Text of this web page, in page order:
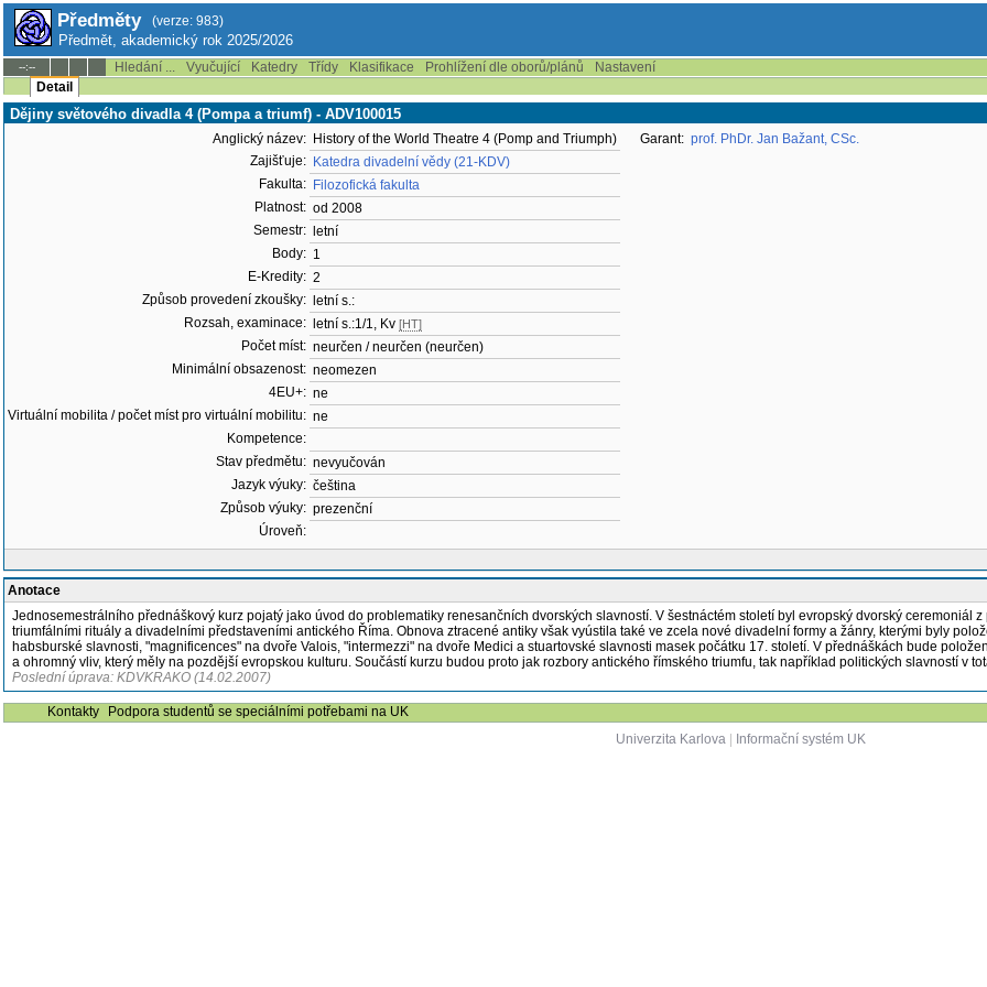
Předměty (verze: 983)
Předmět, akademický rok 2025/2026
--:-- Hledání ... Vyučující Katedry Třídy Klasifikace Prohlížení dle oborů/plánů
Nastavení
Detail
Dějiny světového divadla 4 (Pompa a triumf) - ADV100015
Anglický název: History of the World Theatre 4 (Pomp and Triumph)
Zajišťuje: Katedra divadelní vědy (21-KDV)
Fakulta: Filozofická fakulta
Platnost: od 2008
Semestr:
letní
Body: 1
E-Kredity: 2
Způsob provedení zkoušky:
letní s.:
Rozsah, examinace:
letní s.:1/1, Kv [HT]
Počet míst: neurčen / neurčen (neurčen)
Minimální obsazenost: neomezen
4EU+: ne
Virtuální mobilita / počet míst pro virtuální mobilitu: ne
Kompetence:
Stav předmětu: nevyučován
Jazyk výuky: čeština
Způsob výuky: prezenční
Úroveň:
Garant: prof. PhDr. Jan Bažant, CSc.
Anotace
Jednosemestrálního přednáškový kurz pojatý jako úvod do problematiky renesančních dvorských slavností. V šestnáctém století byl evropský dvorský
triumfálními rituály a divadelními představeními antického Říma. Obnova ztracené antiky však vyústila také ve zcela nové divadelní formy a žánry, kterými byly
habsburské slavnosti, "magnificences" na dvoře Valois, "intermezzi" na dvoře Medici a stuartovské slavnosti masek počátku 17. století. V přednáškách bude
a ohromný vliv, který měly na pozdější evropskou kulturu. Součástí kurzu budou proto jak rozbory antického římského triumfu, tak například politických slavností v
Poslední úprava: KDVKRAKO (14.02.2007)
Kontakty
Podpora studentů se speciálními potřebami na UK
Univerzita Karlova| Informační systém UK